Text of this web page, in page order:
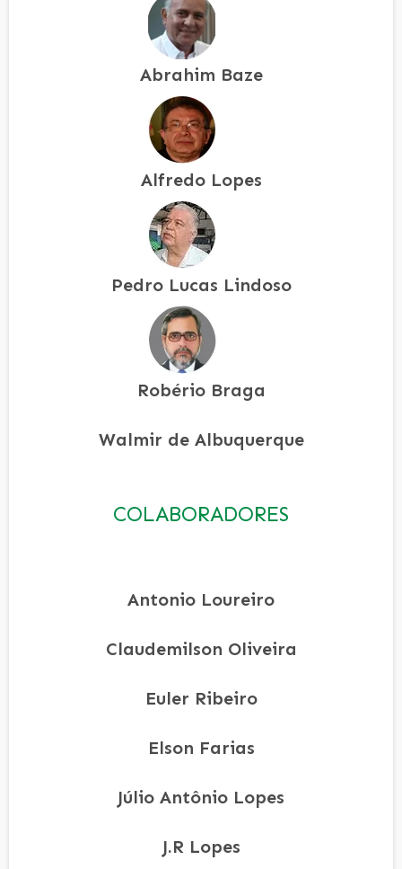
Abrahim Baze
Alfredo Lopes
Pedro Lucas Lindoso
Robério Braga
Walmir de Albuquerque
COLABORADORES
Antonio Loureiro
Claudemilson Oliveira
Euler Ribeiro
Elson Farias
Júlio Antônio Lopes
J.R Lopes